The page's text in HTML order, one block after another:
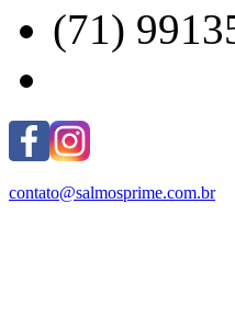
(71)
contato@salmosprime.com.br